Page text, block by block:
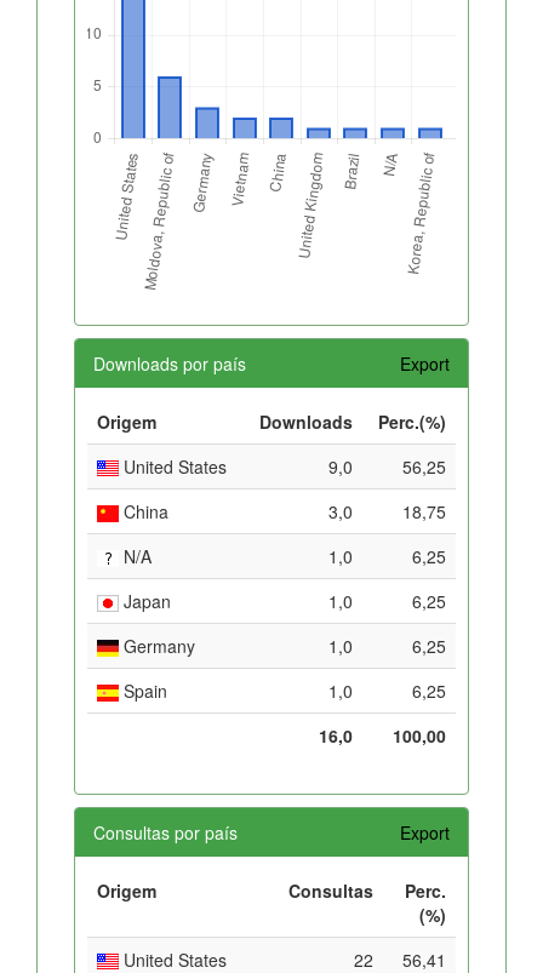
Downloads por país Export
Origem Downloads
Perc.(%)
United States
9,0
56,25
China
3,0
18,75
N/A
1,0
6,25
Japan
1,0
6,25
Germany
1,0
6,25
Spain
1,0
6,25
16,0
100,00
Consultas por país Export
Origem Consultas
Perc.
(%)
United States
22
56,41